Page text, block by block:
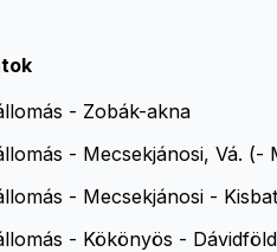
- Zobák-akna
- Mecsekjánosi, Vá. (-
- Mecsekjánosi -
- Kökönyös - Dávidföld